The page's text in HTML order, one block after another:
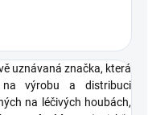
uznávaná značka, která
na výrobu a distribuci
na léčivých houbách,